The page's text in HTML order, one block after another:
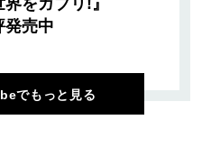
発売中
でもっと見る